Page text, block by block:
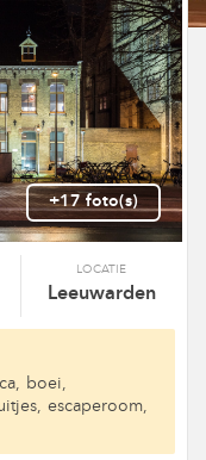
+17 foto(s)
LOCATIE
Leeuwarden
boei,
escaperoom,